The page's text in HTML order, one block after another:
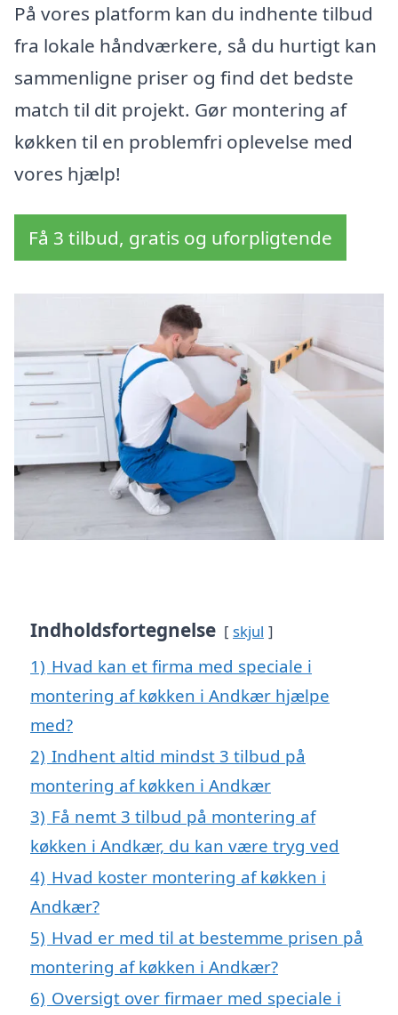
På vores platform kan du indhente tilbud
fra lokale håndværkere, så du hurtigt kan
sammenligne priser og find det bedste
match til dit projekt. Gør montering af
køkken til en problemfri oplevelse med
vores hjælp!
Få 3 tilbud, gratis og uforpligtende
Indholdsfortegnelse skjul
1) Hvad kan et firma med speciale i
montering af køkken i Andkær hjælpe
med?
2) Indhent altid mindst 3 tilbud på
montering af køkken i Andkær
3) Få nemt 3 tilbud på montering af
køkken i Andkær, du kan være tryg ved
4) Hvad koster montering af køkken i
Andkær?
5) Hvad er med til at bestemme prisen på
montering af køkken i Andkær?
6) Oversigt over firmaer med speciale i